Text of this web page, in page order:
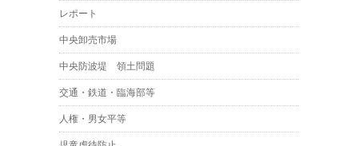
レポート
中央卸売市場
中央防波堤 領土問題
交通・鉄道・臨海部等
人権・男女平等